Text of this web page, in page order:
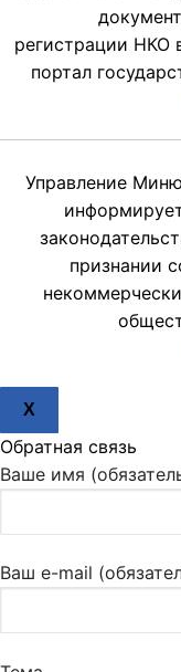
регистрации НКО
портал
Управление
признании
X
Обратная связь
Ваше имя
Ваш e-mail